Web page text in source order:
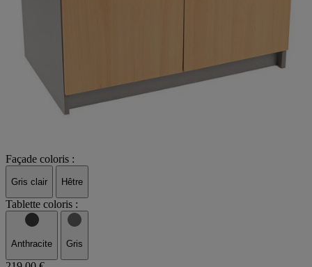
Façade coloris :
Gris clair Hêtre
Tablette coloris :
Anthracite Gris